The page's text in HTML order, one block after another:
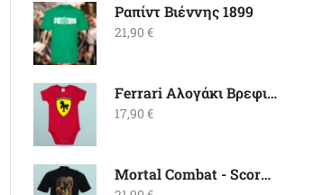
Ραπίντ Βιέννης 1899
21,90 €
Ferrari Αλογάκι Βρεφικό
17,90 €
Mortal Combat - Scorpion